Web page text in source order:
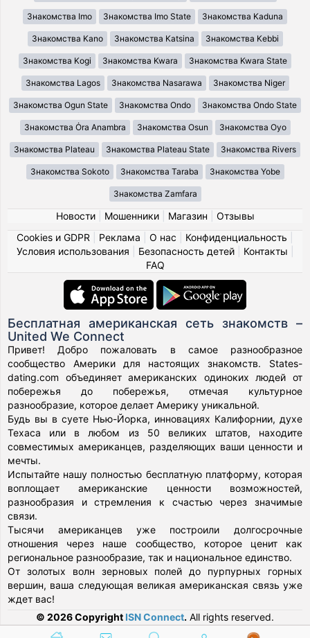
Знакомства Imo Знакомства Imo State Знакомства Kaduna
Знакомства Kano Знакомства Katsina Знакомства Kebbi
Знакомства Kogi Знакомства Kwara Знакомства Kwara State
Знакомства Lagos Знакомства Nasarawa Знакомства Niger
Знакомства Ogun State Знакомства Ondo Знакомства Ondo State
Знакомства Ȯra Anambra Знакомства Osun Знакомства Oyo
Знакомства Plateau Знакомства Plateau State Знакомства Rivers
Знакомства Sokoto Знакомства Taraba Знакомства Yobe
Знакомства Zamfara
Новости| Мошенники| Магазин
Отзывы
Cookies и GDPR
Реклама О нас Конфиденциальность
Условия использования
Безопасность детей| Контакты
FAQ
Бесплатная американская сеть знакомств –
United We Connect
Привет! Добро пожаловать в самое разнообразное
сообщество Америки для настоящих знакомств. States-
dating.com объединяет американских одиноких людей от
побережья до побережья, отмечая культурное
разнообразие, которое делает Америку уникальной.
Будь вы в суете Нью-Йорка, инновациях Калифорнии, духе
Техаса или в любом из 50 великих штатов, находите
совместимых американцев, разделяющих ваши ценности и
мечты.
Испытайте нашу полностью бесплатную платформу, которая
воплощает американские ценности возможностей,
разнообразия и стремления к счастью через значимые
связи.
Тысячи американцев уже построили долгосрочные
отношения через наше сообщество, которое ценит как
региональное разнообразие, так и национальное единство.
От золотых волн зерновых полей до пурпурных горных
вершин, ваша следующая великая американская связь уже
ждет вас!
© 2026 Copyright ISN Connect. All rights reserved.